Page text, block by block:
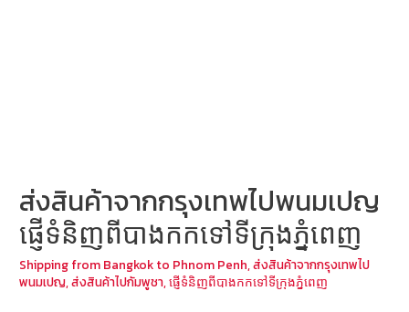
ส่งสินค้าจากกรุงเทพไปพนมเปญ
ផ្ញើទំនិញពីបាងកកទៅទីក្រុងភ្នំពេញ
Shipping from Bangkok to Phnom Penh,ส่งสินค้าจากกรุงเทพไป
พนมเปญ,ส่งสินค้าไปกัมพูชา,ផ្ញើទំនិញពីបាងកកទៅទីក្រុងភ្នំពេញ